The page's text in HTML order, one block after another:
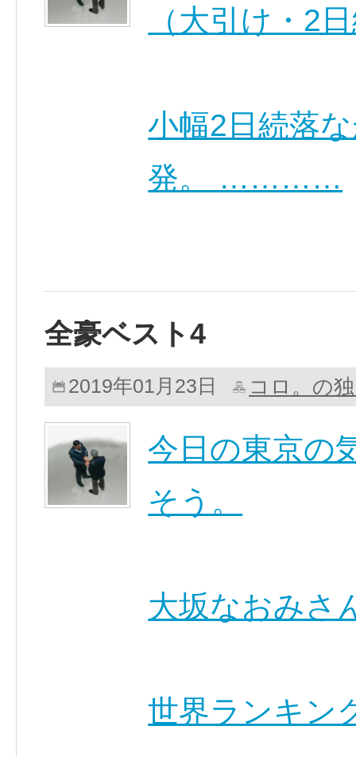
（大引け・2
小幅2日続落
発。 …………
全豪ベスト4
2019年01月23日 コロ。の
今日の東京の
そう。
大坂なおみ
世界ランキン